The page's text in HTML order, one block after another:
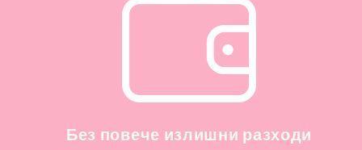
Без повече излишни разходи